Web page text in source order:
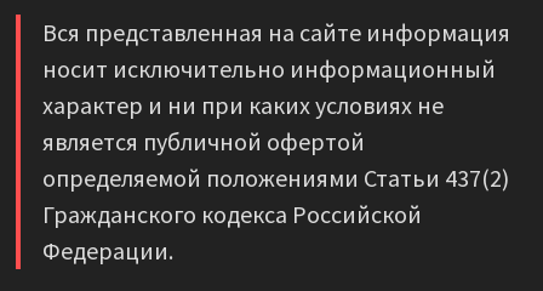
Вся представленная на сайте информация
носит исключительно информационный
характер и ни при каких условиях не
является публичной офертой
определяемой положениями Статьи 437(2)
Гражданского кодекса Российской
Федерации.